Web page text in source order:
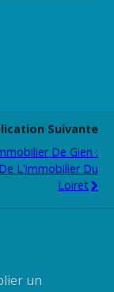
Suivante
De Gien :
L'immobilier Du
Loiret
un